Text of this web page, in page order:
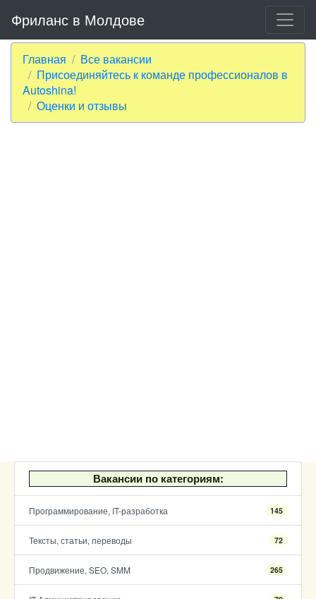
Фриланс в Молдове
Главная
Все вакансии
Присоединяйтесь к команде профессионалов в
Autoshina!
Оценки и отзывы
Вакансии по категориям:
Программирование, IT-разработка 145
Тексты, статьи, переводы 72
Продвижение, SEO, SMM 265